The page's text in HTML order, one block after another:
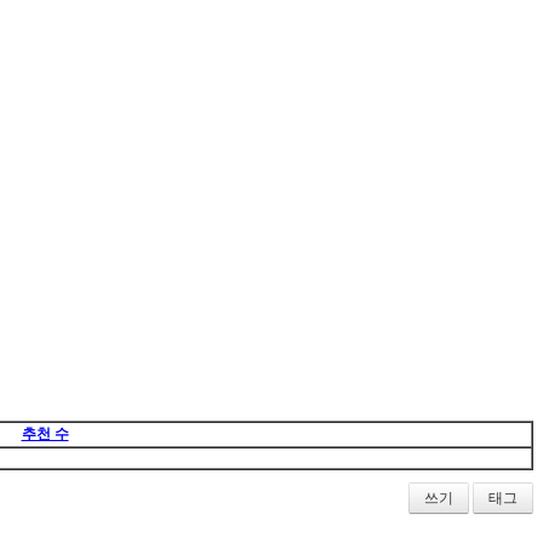
추천 수
쓰기 태그